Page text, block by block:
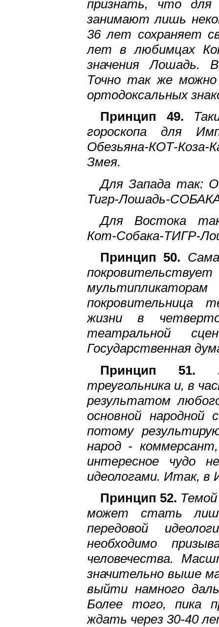
признать, что для
занимают лишь
36 лет сохраняет
лет в любимцах
значения Лошадь.
Точно так же
ортодоксальных
Принцип 49.
гороскопа для
Обезьяна-КОТ-
Змея.
Для Запада так:
Тигр-Лошадь-
Для Востока
Кот-Собака-ТИГР-
Принцип 50.
покровительница
жизни в
театральной
Государственная
Принцип 51.
треугольника и, в
результатом
основной
потому
народ -
интересное чудо
идеологами. Итак, в
Принцип 52. Темой
может стать
передовой
необходимо
человечества.
значительно выше
выйти намного
Более того, пика
ждать через 30-40